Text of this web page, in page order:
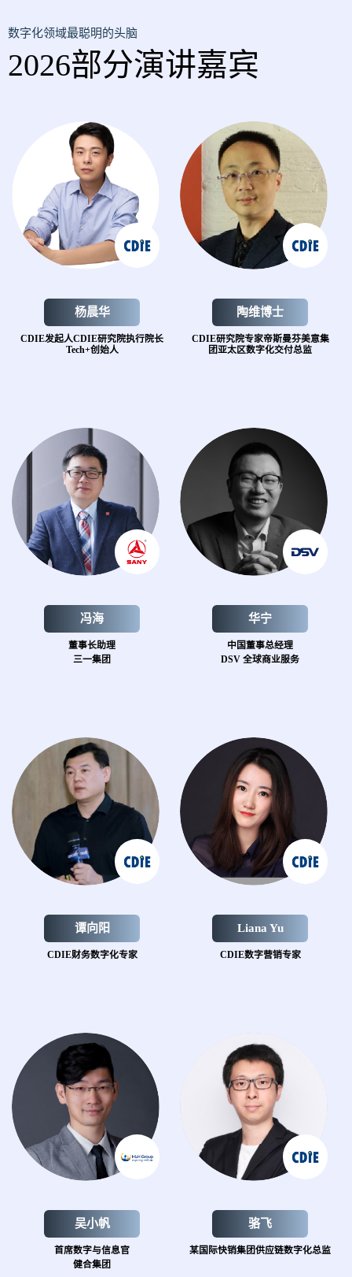
数字化领域最聪明的头脑
2026部分演讲嘉宾
杨晨华
CDIE发起人CDIE研究院执行院长
Tech+创始人
陶维博士
CDIE研究院专家帝斯曼芬美意集
团亚太区数字化交付总监
冯海
董事长助理
三一集团
华宁
中国董事总经理
DSV 全球商业服务
谭向阳
CDIE财务数字化专家
Liana Yu
CDIE数字营销专家
吴小帆
首席数字与信息官
健合集团
骆飞
某国际快销集团供应链数字化总监